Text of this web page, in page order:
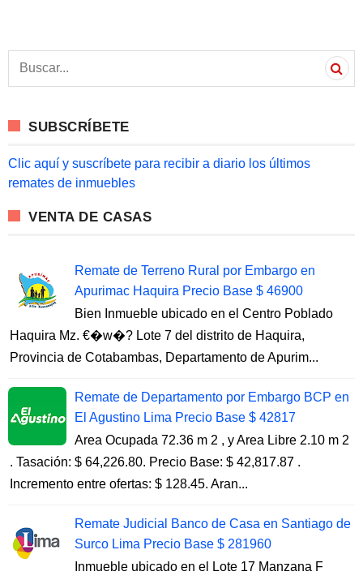
a
h
o
:
SUBSCRÍBETE
Clic aquí y suscríbete para recibir a diario los últimos
remates de inmuebles
VENTA DE CASAS
Remate de Terreno Rural por Embargo en
Apurimac Haquira Precio Base $ 46900
Bien Inmueble ubicado en el Centro Poblado
Haquira Mz. €�w�? Lote 7 del distrito de Haquira,
Provincia de Cotabambas, Departamento de Apurim...
Remate de Departamento por Embargo BCP en
El Agustino Lima Precio Base $ 42817
Area Ocupada 72.36 m 2 , y Area Libre 2.10 m 2
. Tasación: $ 64,226.80. Precio Base: $ 42,817.87 .
Incremento entre ofertas: $ 128.45. Aran...
Remate Judicial Banco de Casa en Santiago de
Surco Lima Precio Base $ 281960
Inmueble ubicado en el Lote 17 Manzana F